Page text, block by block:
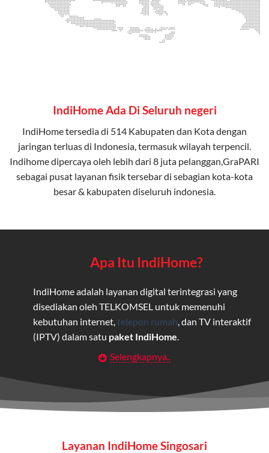
IndiHome Ada Di Seluruh negeri
IndiHome tersedia di 514 Kabupaten dan Kota dengan
jaringan terluas di Indonesia, termasuk wilayah terpencil.
Indihome dipercaya oleh lebih dari 8 juta pelanggan,GraPARI
sebagai pusat layanan fisik tersebar di sebagian kota-kota
besar & kabupaten diseluruh indonesia.
Apa Itu IndiHome?
IndiHome adalah layanan digital terintegrasi yang
disediakan oleh TELKOMSEL untuk memenuhi
kebutuhan internet, telepon rumah , dan TV interaktif
(IPTV) dalam satu paket IndiHome
Layanan Wifi Indihome ini dirancang untuk
maupun individu yang membutuhkan konektivitas dan
hiburan berkualitas tinggi.
Selengkapnya..
Layanan IndiHome Singosari